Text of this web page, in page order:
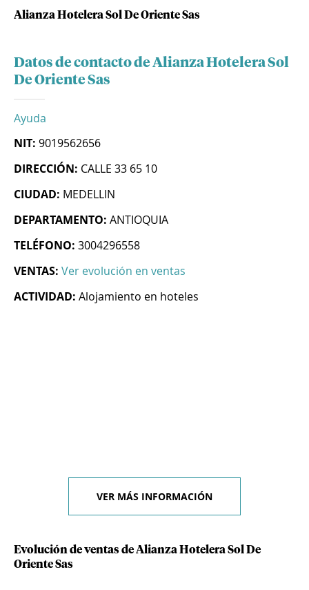
Alianza Hotelera Sol De Oriente Sas
Datos de contacto de Alianza Hotelera Sol
De Oriente Sas
Ayuda
NIT: 9019562656
DIRECCIÓN: CALLE 33 65 10
CIUDAD: MEDELLIN
DEPARTAMENTO: ANTIOQUIA
TELÉFONO: 3004296558
VENTAS: Ver evolución en ventas
ACTIVIDAD: Alojamiento en hoteles
VER MÁS INFORMACIÓN
Evolución de ventas de Alianza Hotelera Sol De
Oriente Sas